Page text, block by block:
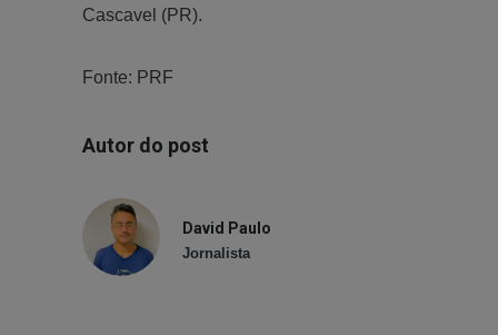
Cascavel (PR).
Fonte: PRF
Autor do post
David Paulo
Jornalista